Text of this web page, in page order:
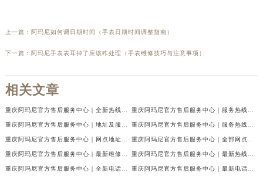
上一篇： 阿玛尼如何调日期时间（手表日期时间调整指南）
下一篇： 阿玛尼手表表耳掉了应该咋处理（手表维修技巧与注意事项）
相关文章